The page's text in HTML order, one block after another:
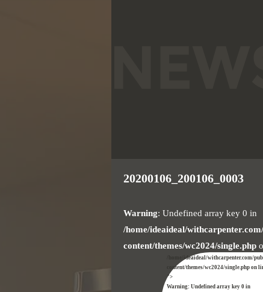
20200106_200106_0003
Warning: Undefined array key 0 in
/home/ideaideal/
content/themes/wc2024/single.php
/home/ideaideal/withcarpenter.com/
content/themes/wc2024/single.php on
">
Warning: Undefined array key 0 in